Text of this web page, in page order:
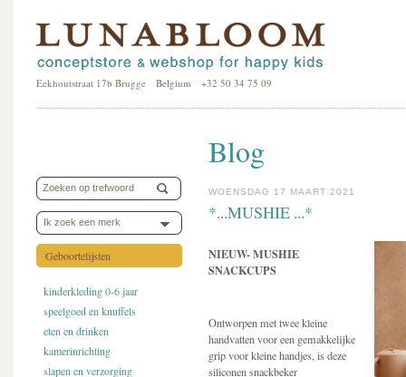
Eekhoutstraat 17b Brugge Belgium +32 50 34 75 09
Ik zoek een merk
Geboortelijsten
kinderkleding 0-6 jaar
speelgoed en knuffels
eten en drinken
kamerinrichting
slapen en verzorging
Blog
WOENSDAG 17 MAART 2021
*...MUSHIE ...*
NIEUW- MUSHIE
SNACKCUPS
Ontworpen met twee kleine
handvatten voor een gemakkelijke
grip voor kleine handjes, is deze
siliconen snackbeker